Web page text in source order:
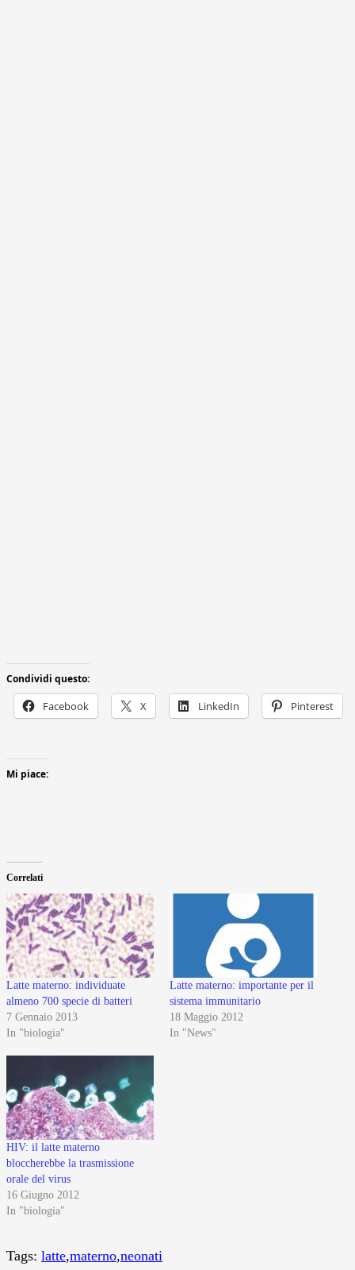
Condividi questo:
Facebook X LinkedIn Pinterest
Mi piace:
Correlati
Latte materno: individuate
almeno 700 specie di batteri
7 Gennaio 2013
In "biologia"
Latte materno: importante per il
sistema immunitario
18 Maggio 2012
In "News"
HIV: il latte materno
bloccherebbe la trasmissione
orale del virus
16 Giugno 2012
In "biologia"
Tags: latte,materno,neonati